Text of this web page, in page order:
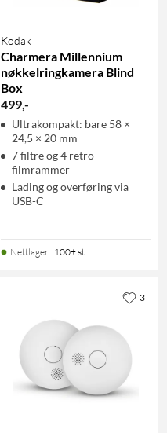
Kodak
Charmera Millennium
nøkkelringkamera Blind
Box
499,-
Ultrakompakt: bare 58 ×
24,5 × 20 mm
7 filtre og 4 retro
filmrammer
Lading og overføring via
USB-C
Nettlager: 100+ st
3